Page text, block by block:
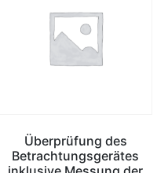
Überprüfung des
Betrachtungsgerätes